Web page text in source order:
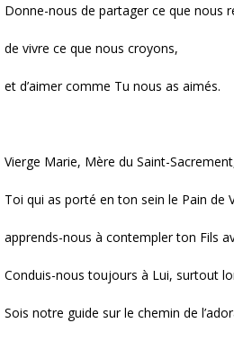
Donne-nous de partager ce que nous
de vivre ce que nous croyons,
et d’aimer comme Tu nous as aimés.
Vierge Marie, Mère du Saint-
Toi qui as porté en ton sein le Pain de
apprends-nous à contempler ton Fils
Conduis-nous toujours à Lui, surtout
Sois notre guide sur le chemin de